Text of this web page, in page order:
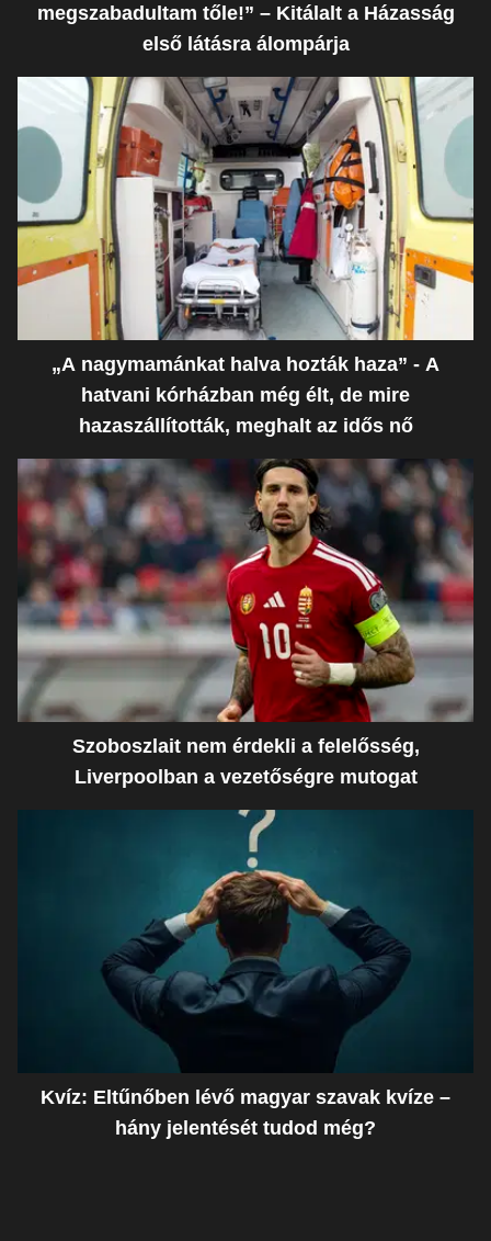
megszabadultam tőle!” – Kitálalt a Házasság
első látásra álompárja
„A nagymamánkat halva hozták haza” - A
hatvani kórházban még élt, de mire
hazaszállították, meghalt az idős nő
Szoboszlait nem érdekli a felelősség,
Liverpoolban a vezetőségre mutogat
Kvíz: Eltűnőben lévő magyar szavak kvíze –
hány jelentését tudod még?